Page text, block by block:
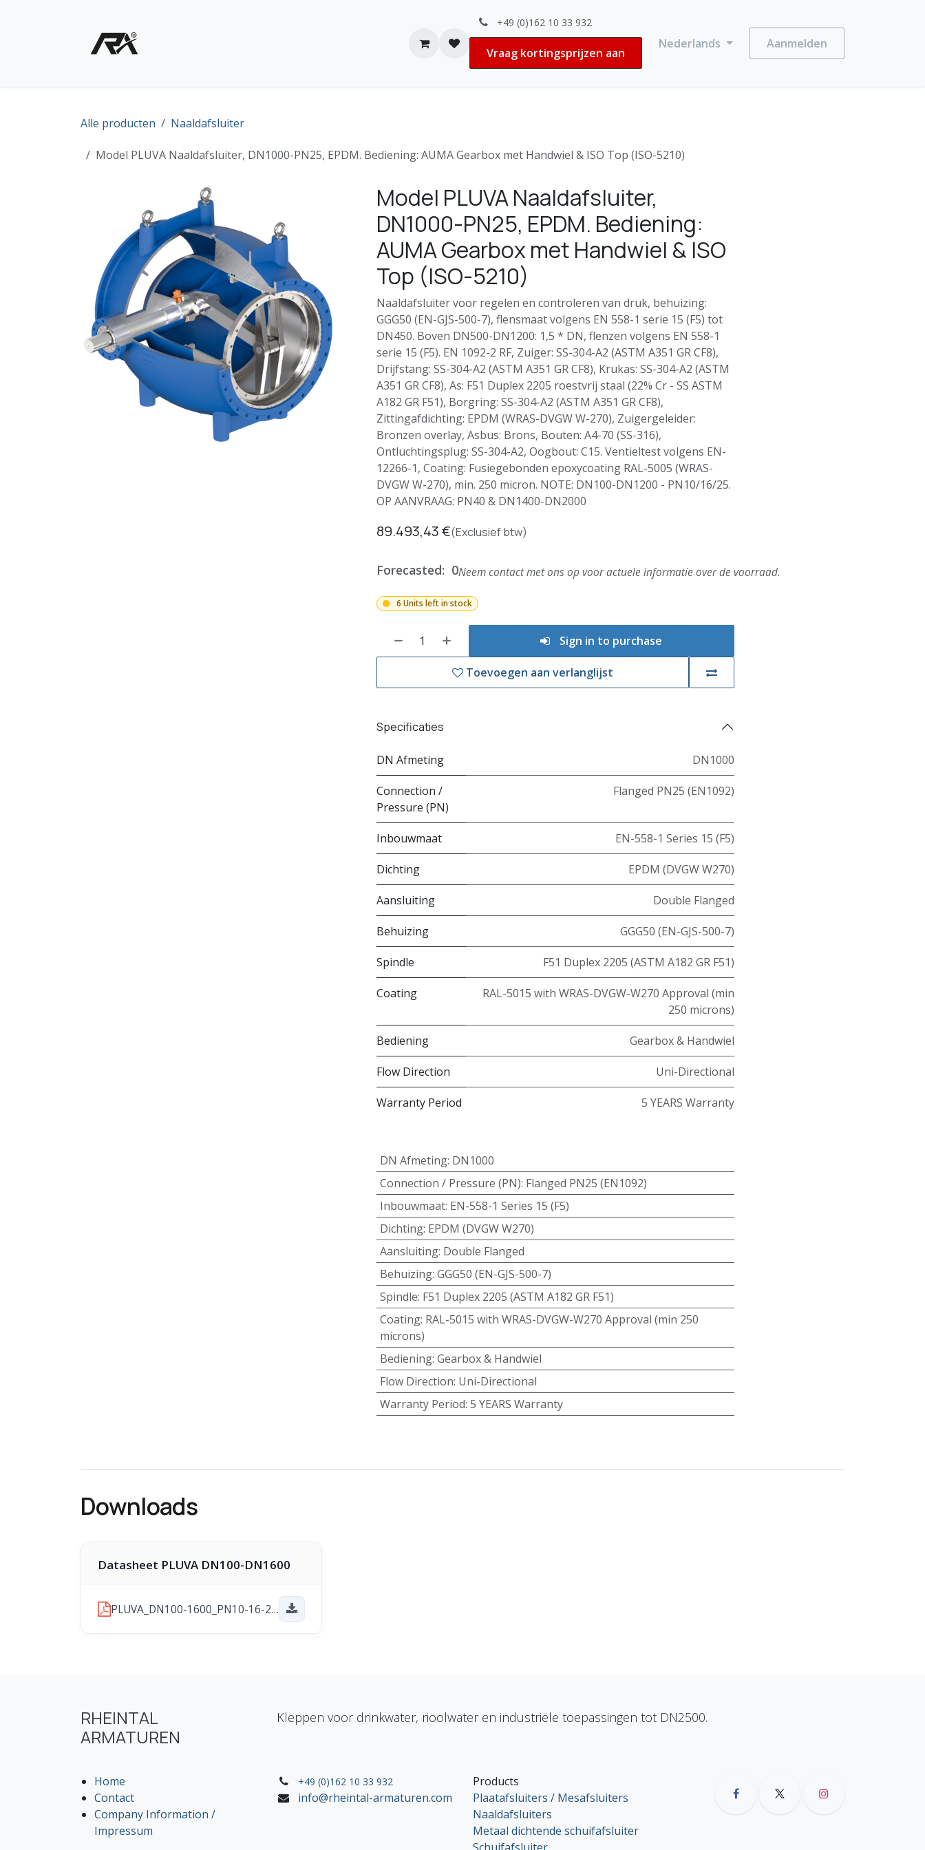
Vacatures
+49 (0)162 10 33 932
Vraag kortingsprijzen aan
Nederlands Aanmelden
Alle producten Naaldafsluiter
Model PLUVA Naaldafsluiter, DN1000-PN25, EPDM. Bediening: AUMA Gearbox met Handwiel & ISO Top (ISO-5210)
Model PLUVA Naaldafsluiter,
DN1000-PN25, EPDM. Bediening:
AUMA Gearbox met Handwiel & ISO
Top (ISO-5210)
Naaldafsluiter voor regelen en controleren van druk, behuizing:
GGG50 (EN-GJS-500-7), flensmaat volgens EN 558-1 serie 15 (F5) tot
DN450. Boven DN500-DN1200: 1,5 * DN, flenzen volgens EN 558-1
serie 15 (F5). EN 1092-2 RF, Zuiger: SS-304-A2 (ASTM A351 GR CF8),
Drijfstang: SS-304-A2 (ASTM A351 GR CF8), Krukas: SS-304-A2 (ASTM
A351 GR CF8), As: F51 Duplex 2205 roestvrij staal (22% Cr - SS ASTM
A182 GR F51), Borgring: SS-304-A2 (ASTM A351 GR CF8),
Zittingafdichting: EPDM (WRAS-DVGW W-270), Zuigergeleider:
Bronzen overlay, Asbus: Brons, Bouten: A4-70 (SS-316),
Ontluchtingsplug: SS-304-A2, Oogbout: C15. Ventieltest volgens EN-
12266-1, Coating: Fusiegebonden epoxycoating RAL-5005 (WRAS-
DVGW W-270), min. 250 micron. NOTE: DN100-DN1200 - PN10/16/25.
OP AANVRAAG: PN40 & DN1400-DN2000
89.493,43€(Exclusief btw)
Forecasted: 0Neem contact met ons op voor actuele informatie over de voorraad.
6 Units left in stock
Sign in to purchase
Toevoegen aan verlanglijst
Specificaties
DN Afmeting DN1000
Connection /
Pressure (PN)
Flanged PN25 (EN1092)
Inbouwmaat EN-558-1 Series 15 (F5)
Dichting EPDM (DVGW W270)
Aansluiting Double Flanged
Behuizing GGG50 (EN-GJS-500-7)
Spindle F51 Duplex 2205 (ASTM A182 GR F51)
Coating
RAL-5015 with WRAS-DVGW-W270 Approval (min
250 microns)
Bediening Gearbox & Handwiel
Flow Direction Uni-Directional
Warranty Period 5 YEARS Warranty
DN Afmeting: DN1000
Connection / Pressure (PN): Flanged PN25 (EN1092)
Inbouwmaat: EN-558-1 Series 15 (F5)
Dichting: EPDM (DVGW W270)
Aansluiting: Double Flanged
Behuizing: GGG50 (EN-GJS-500-7)
Spindle: F51 Duplex 2205 (ASTM A182 GR F51)
Coating: RAL-5015 with WRAS-DVGW-W270 Approval (min 250
microns)
Bediening: Gearbox & Handwiel
Flow Direction: Uni-Directional
Warranty Period: 5 YEARS Warranty
Downloads
Datasheet PLUVA DN100-DN1600
PLUVA_DN100-1600_PN10-16-25_2026_01_29.pdf
RHEINTAL
ARMATUREN
Kleppen voor drinkwater, rioolwater en industriële toepassingen tot DN2500.
Home
Contact
Company Information /
Impressum
+49 (0)162 10 33 932
info@rheintal-armaturen.com
Products
Plaatafsluiters / Mesafsluiters
Naaldafsluiters
Metaal dichtende schuifafsluiter